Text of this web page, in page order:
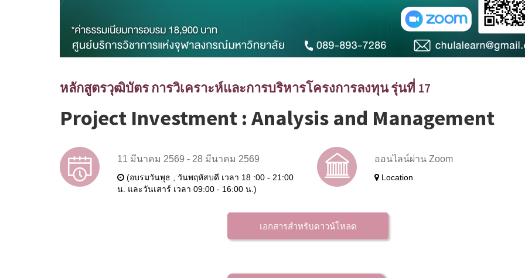
หลักสูตรวุฒิบัตร การวิเคราะห์และการบริหารโครงการลงทุน รุ่นที่ 17
Project Investment : Analysis and Management
11 มีนาคม 2569 - 28 มีนาคม 2569
(อบรมวันพุธ , วันพฤหัสบดี เวลา 18 :00 - 21:00
น. และวันเสาร์ เวลา 09:00 - 16:00 น.)
ออนไลน์ผ่าน Zoom
Location
เอกสารสำหรับดาวน์โหลด